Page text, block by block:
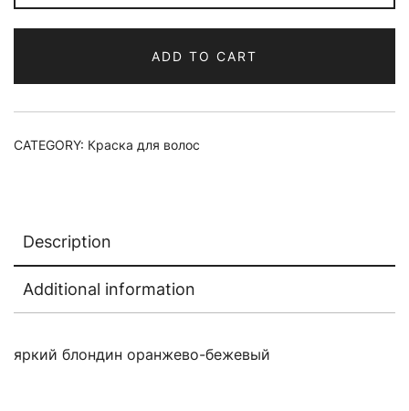
волос
G
New
Тон
ADD TO CART
CATEGORY: Краска для волос
Description
Additional information
яркий блондин оранжево-бежевый